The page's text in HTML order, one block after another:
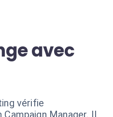
avec
vérifie
Manager. Il